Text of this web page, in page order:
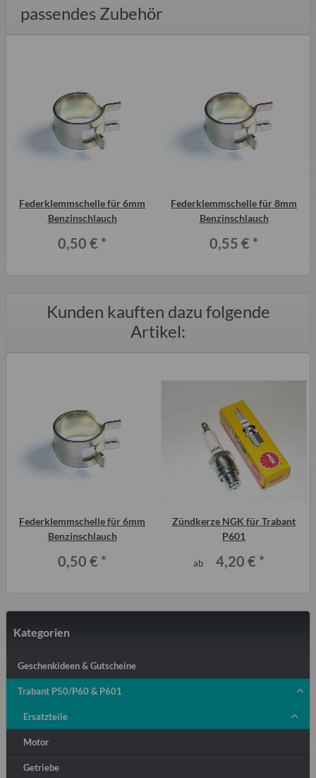
passendes Zubehör
Federklemmschelle für 6mm
Benzinschlauch
0,50 € *
Federklemmschelle für 8mm
Benzinschlauch
0,55 € *
Kunden kauften dazu folgende
Artikel:
Federklemmschelle für 6mm
Benzinschlauch
0,50 € *
Zündkerze NGK für Trabant
P601
ab 4,20 € *
Kategorien
Geschenkideen & Gutscheine
Trabant P50/P60 & P601
Ersatzteile
Motor
Getriebe